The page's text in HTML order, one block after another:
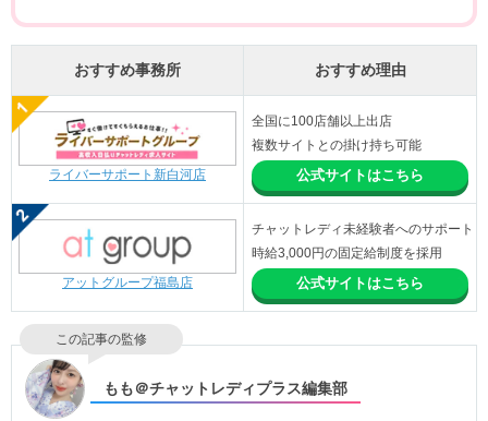
おすすめ事務所 おすすめ理由
ライバーサポート新白河店
全国に100店舗以上出店
複数サイトとの掛け持ち可能
公式サイトはこちら
アットグループ福島店
チャットレディ未経験者へのサポート
時給3,000円の固定給制度を採用
公式サイトはこちら
この記事の監修
もも＠チャットレディプラス編集部